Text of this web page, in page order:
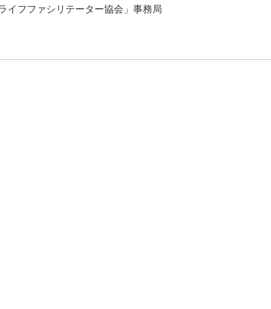
イフファシリテーター協会」事務局